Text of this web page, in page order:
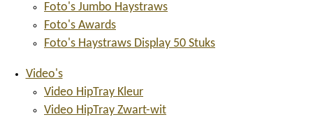
Foto's Jumbo Haystraws
Foto's Awards
Foto's Haystraws Display 50 Stuks
Video's
Video HipTray Kleur
Video HipTray Zwart-wit